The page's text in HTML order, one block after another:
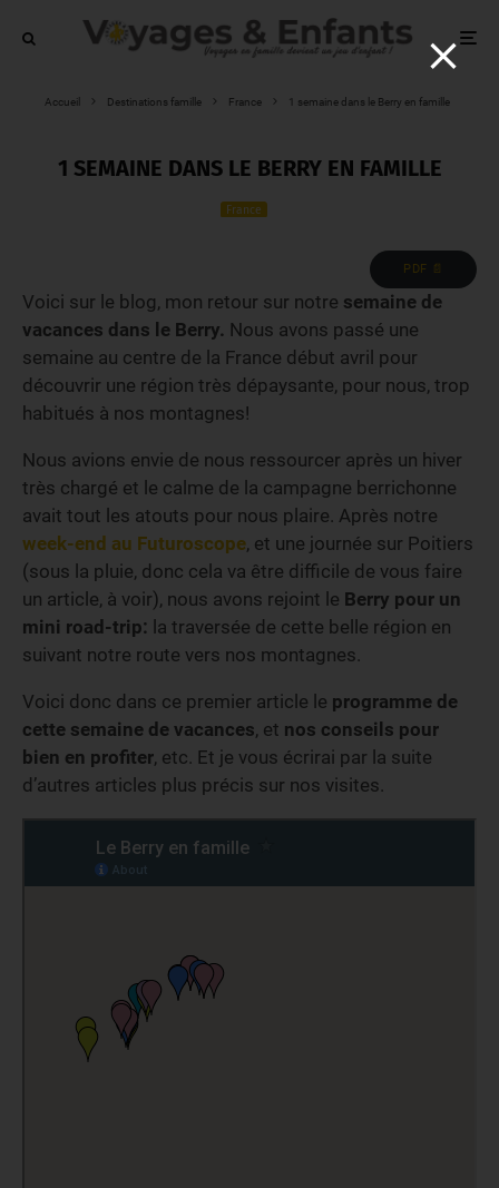
Accueil Destinations famille France 1 semaine dans le Berry en famille
1 SEMAINE DANS LE BERRY EN FAMILLE
France
PDF 📄
Voici sur le blog, mon retour sur notre semaine de
vacances dans le Berry. Nous avons passé une
semaine au centre de la France début avril pour
découvrir une région très dépaysante, pour nous, trop
habitués à nos montagnes!
Nous avions envie de nous ressourcer après un hiver
très chargé et le calme de la campagne berrichonne
avait tout les atouts pour nous plaire. Après notre
week-end au Futuroscope, et une journée sur Poitiers
(sous la pluie, donc cela va être difficile de vous faire
un article, à voir), nous avons rejoint le Berry pour un
mini road-trip: la traversée de cette belle région en
suivant notre route vers nos montagnes.
Voici donc dans ce premier article le programme de
cette semaine de vacances, et nos conseils pour
bien en profiter, etc. Et je vous écrirai par la suite
d’autres articles plus précis sur nos visites.